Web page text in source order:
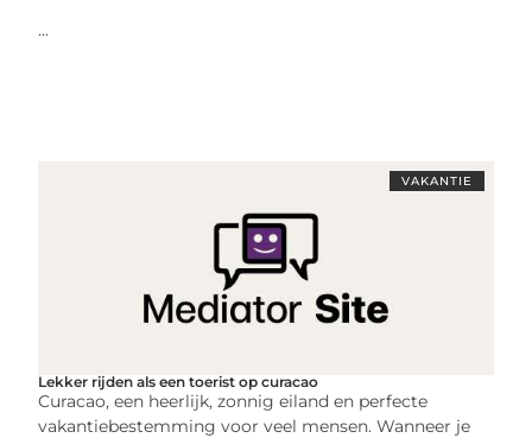
...
VAKANTIE
Lekker rijden als een toerist op curacao
Curacao, een heerlijk, zonnig eiland en perfecte
vakantiebestemming voor veel mensen. Wanneer je